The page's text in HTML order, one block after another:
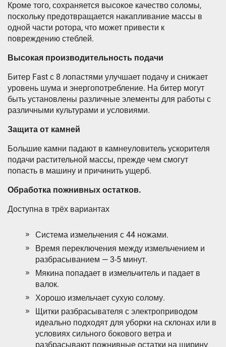
Кроме того, сохраняется высокое качество соломы,
поскольку предотвращается накапливание массы в
одной части ротора, что может привести к
повреждению стеблей.
Высокая производительность подачи
Битер Fast с 8 лопастями улучшает подачу и снижает
уровень шума и энергопотребление. На битер могут
быть установлены различные элементы для работы с
различными культурами и условиями.
Защита от камней
Большие камни падают в камнеуловитель ускорителя
подачи растительной массы, прежде чем смогут
попасть в машину и причинить ущерб.
Обработка пожнивных остатков.
Доступна в трёх вариантах
Система измельчения с 44 ножами.
Время переключения между измельчением и
разбрасыванием — 3-5 минут.
Мякина попадает в измельчитель и падает в
валок.
Хорошо измельчает сухую солому.
Щитки разбрасывателя с электроприводом
идеально подходят для уборки на склонах или в
условиях сильного бокового ветра и
разбрасывают пожнивные остатки на ширину